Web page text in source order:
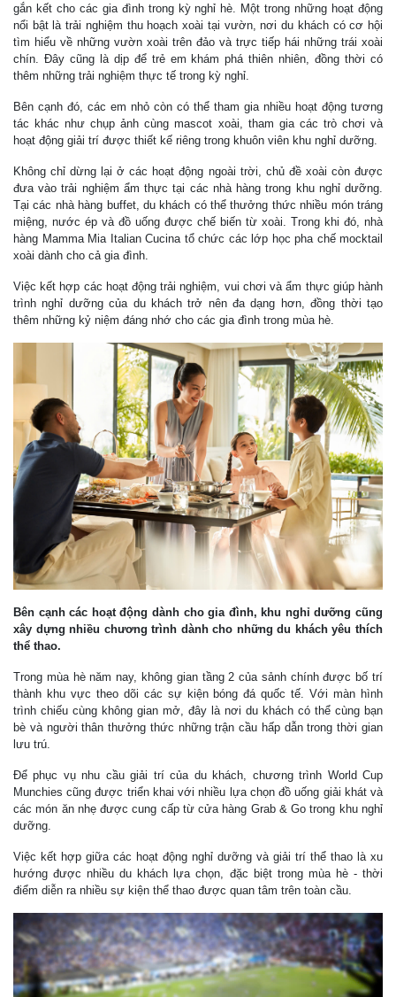
gắn kết cho các gia đình trong kỳ nghỉ hè. Một trong những hoạt động
nổi bật là trải nghiệm thu hoạch xoài tại vườn, nơi du khách có cơ hội
tìm hiểu về những vườn xoài trên đảo và trực tiếp hái những trái xoài
chín. Đây cũng là dịp để trẻ em khám phá thiên nhiên, đồng thời có
thêm những trải nghiệm thực tế trong kỳ nghỉ.
Bên cạnh đó, các em nhỏ còn có thể tham gia nhiều hoạt động tương
tác khác như chụp ảnh cùng mascot xoài, tham gia các trò chơi và
hoạt động giải trí được thiết kế riêng trong khuôn viên khu nghỉ dưỡng.
Không chỉ dừng lại ở các hoạt động ngoài trời, chủ đề xoài còn được
đưa vào trải nghiệm ẩm thực tại các nhà hàng trong khu nghỉ dưỡng.
Tại các nhà hàng buffet, du khách có thể thưởng thức nhiều món tráng
miệng, nước ép và đồ uống được chế biến từ xoài. Trong khi đó, nhà
hàng Mamma Mia Italian Cucina tổ chức các lớp học pha chế mocktail
xoài dành cho cả gia đình.
Việc kết hợp các hoạt động trải nghiệm, vui chơi và ẩm thực giúp hành
trình nghỉ dưỡng của du khách trở nên đa dạng hơn, đồng thời tạo
thêm những kỷ niệm đáng nhớ cho các gia đình trong mùa hè.
Bên cạnh các hoạt động dành cho gia đình, khu nghỉ dưỡng cũng
xây dựng nhiều chương trình dành cho những du khách yêu thích
thể thao.
Trong mùa hè năm nay, không gian tầng 2 của sảnh chính được bố trí
thành khu vực theo dõi các sự kiện bóng đá quốc tế. Với màn hình
trình chiếu cùng không gian mở, đây là nơi du khách có thể cùng bạn
bè và người thân thưởng thức những trận cầu hấp dẫn trong thời gian
lưu trú.
Để phục vụ nhu cầu giải trí của du khách, chương trình World Cup
Munchies cũng được triển khai với nhiều lựa chọn đồ uống giải khát và
các món ăn nhẹ được cung cấp từ cửa hàng Grab & Go trong khu nghỉ
dưỡng.
Việc kết hợp giữa các hoạt động nghỉ dưỡng và giải trí thể thao là xu
hướng được nhiều du khách lựa chọn, đặc biệt trong mùa hè - thời
điểm diễn ra nhiều sự kiện thể thao được quan tâm trên toàn cầu.